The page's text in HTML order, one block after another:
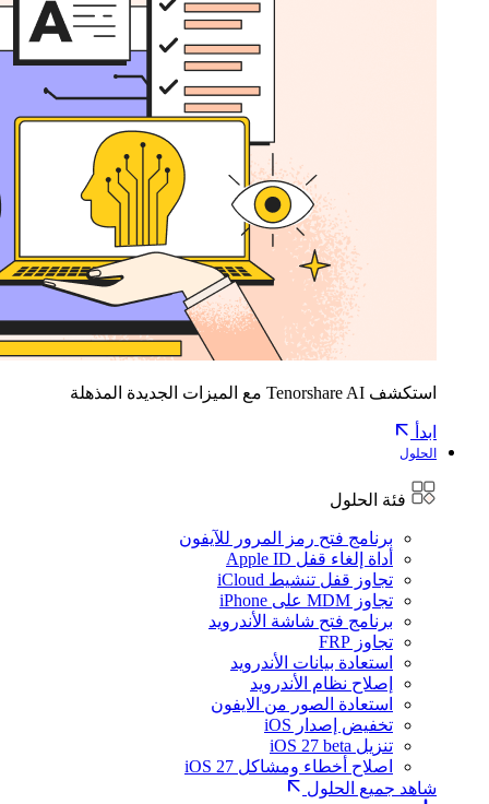
استكشف Tenorshare AI مع الميزات الجديدة المذهلة
ابدأ
الحلول
فئة الحلول
برنامج فتح رمز المرور للآيفون
أداة إلغاء قفل Apple ID
تجاوز قفل تنشيط iCloud
تجاوز MDM على iPhone
برنامج فتح شاشة الأندرويد
تجاوز FRP
استعادة بيانات الأندرويد
إصلاح نظام الأندرويد
استعادة الصور من الايفون
تخفيض إصدار iOS
تنزيل iOS 27 beta
اصلاح أخطاء ومشاكل iOS 27
شاهد جميع الحلول